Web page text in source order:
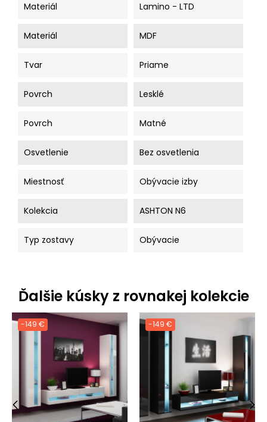
Materiál Lamino - LTD
Materiál MDF
Tvar Priame
Povrch Lesklé
Povrch Matné
Osvetlenie Bez osvetlenia
Miestnosť Obývacie izby
Kolekcia ASHTON N6
Typ zostavy Obývacie
Ďalšie kúsky z rovnakej kolekcie
-149 € -149 €